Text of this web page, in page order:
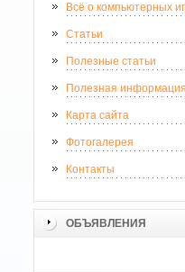
Всё о компьютерных
Статьи
Полезные статьи
Полезная информация
Карта сайта
Фотогалерея
Контакты
ОБЪЯВЛЕНИЯ